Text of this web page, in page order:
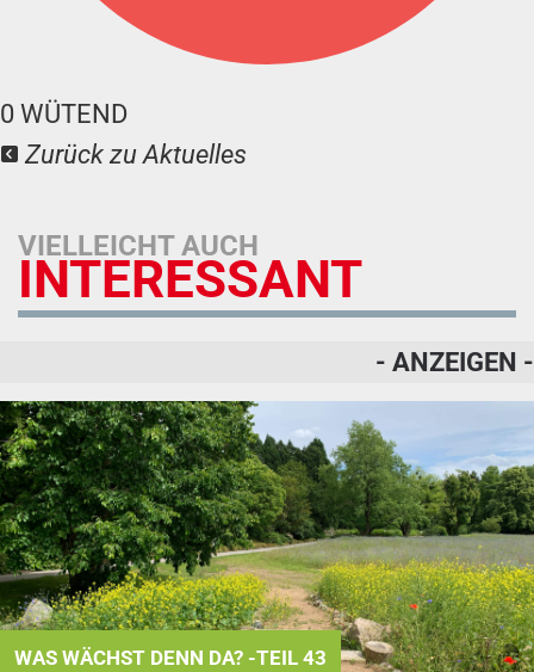
0 WÜTEND
Zurück zu Aktuelles
VIELLEICHT AUCH
INTERESSANT
- ANZEIGEN -
WAS WÄCHST DENN DA? -TEIL 43